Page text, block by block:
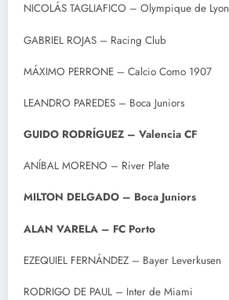
NICOLÁS TAGLIAFICO – Olympique de Lyon
GABRIEL ROJAS – Racing Club
MÁXIMO PERRONE – Calcio Como 1907
LEANDRO PAREDES – Boca Juniors
GUIDO RODRÍGUEZ – Valencia CF
ANÍBAL MORENO – River Plate
MILTON DELGADO – Boca Juniors
ALAN VARELA – FC Porto
EZEQUIEL FERNÁNDEZ – Bayer Leverkusen
RODRIGO DE PAUL – Inter de Miami